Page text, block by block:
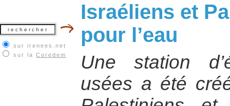
sur irenees.net
sur la Coredem
Israéliens et
pour l’eau
Une station
usées a été